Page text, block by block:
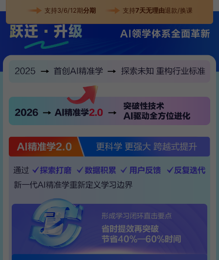
支持3/6/12期分期 支持7天无理由退款/换课